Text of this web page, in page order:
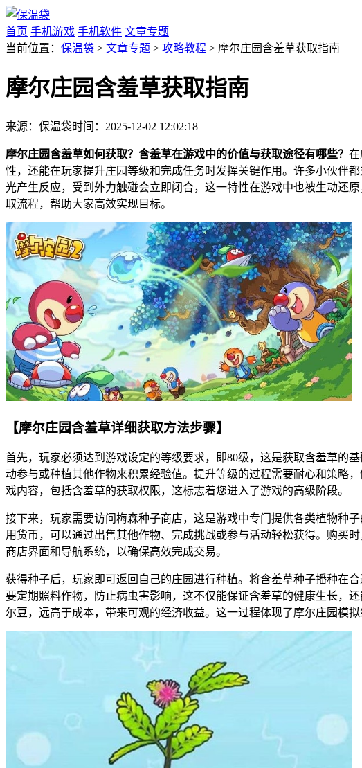
首页 手机游戏 手机软件 文章专题
当前位置： 保温袋 > 文章专题 > 攻略教程 > 摩尔庄园含羞草获取指南
摩尔庄园含羞草获取指南
来源：保温袋时间：2025-12-02 12:02:18
摩尔庄园含羞草如何获取？含羞草在游戏中的价值与获取途径有哪些？ 在
性，还能在玩家提升庄园等级和完成任务时发挥关键作用。许多小伙伴
光产生反应，受到外力触碰会立即闭合，这一特性在游戏中也被生动还
取流程，帮助大家高效实现目标。
【摩尔庄园含羞草详细获取方法步骤】
首先，玩家必须达到游戏设定的等级要求，即80级，这是获取含羞草的
动参与或种植其他作物来积累经验值。提升等级的过程需要耐心和策略
戏内容，包括含羞草的获取权限，这标志着您进入了游戏的高级阶段。
接下来，玩家需要访问梅森种子商店，这是游戏中专门提供各类植物种
用货币，可以通过出售其他作物、完成挑战或参与活动轻松获得。购买
商店界面和导航系统，以确保高效完成交易。
获得种子后，玩家即可返回自己的庄园进行种植。将含羞草种子播种在
要定期照料作物，防止病虫害影响，这不仅能保证含羞草的健康生长，
尔豆，远高于成本，带来可观的经济收益。这一过程体现了摩尔庄园模